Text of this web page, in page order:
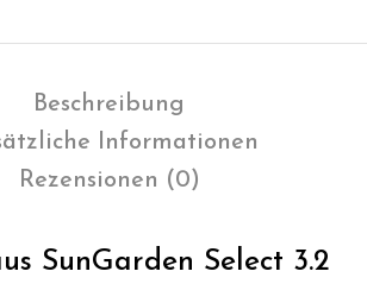
Beschreibung
Informationen
Rezensionen (0)
SunGarden Select 3.2